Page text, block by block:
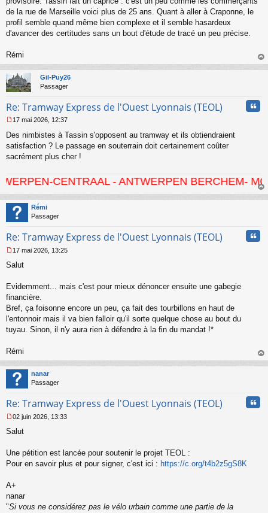
e
n
o
de la rue de Marseille voici plus de 25 ans. Quant à aller à Craponne, le
profil semble quand même bien complexe et il semble hasardeux
d'avancer des certitudes sans un bout d'étude de tracé un peu précise.
Rémi
au
Gil-Puy26
Passager
Re: Tramway Express de l'Ouest Lyonnais (TEOL)
e
s
s
e
o
n
17 mai 2026, 12:37
Des nimbistes à Tassin s'opposent au tramway et ils obtiendraient
satisfaction ? Le passage en souterrain doit certainement coûter
sacrément plus cher !
CENTRAAL - ANTWERPEN BERCHEM-
au
Rémi
Passager
Re: Tramway Express de l'Ouest Lyonnais (TEOL)
e
s
g
e
n
o
l
u
17 mai 2026, 13:25
Salut
Evidemment... mais c'est pour mieux dénoncer ensuite une gabegie
financière.
Bref, ça foisonne encore un peu, ça fait des tourbillons en haut de
l'entonnoir mais il va bien falloir qu'il sorte quelque chose au bout du
tuyau. Sinon, il n'y aura rien à défendre à la fin du mandat !*
Rémi
au
nanar
Passager
Re: Tramway Express de l'Ouest Lyonnais (TEOL)
e
s
g
n
o
n
02 juin 2026, 13:33
Salut
Une pétition est lancée pour soutenir le projet TEOL :
Pour en savoir plus et pour signer, c'est ici : https://c.org/t4b2z5gS8K
A+
nanar
"Si vous ne considérez pas le vélo urbain comme une partie de la